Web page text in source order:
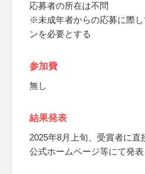
応募者の所在は不問
※未成年者からの応募に際
ンを必要とする
参加費
無し
結果発表
2025年8月上旬、受賞者に直
公式ホームページ等にて発表